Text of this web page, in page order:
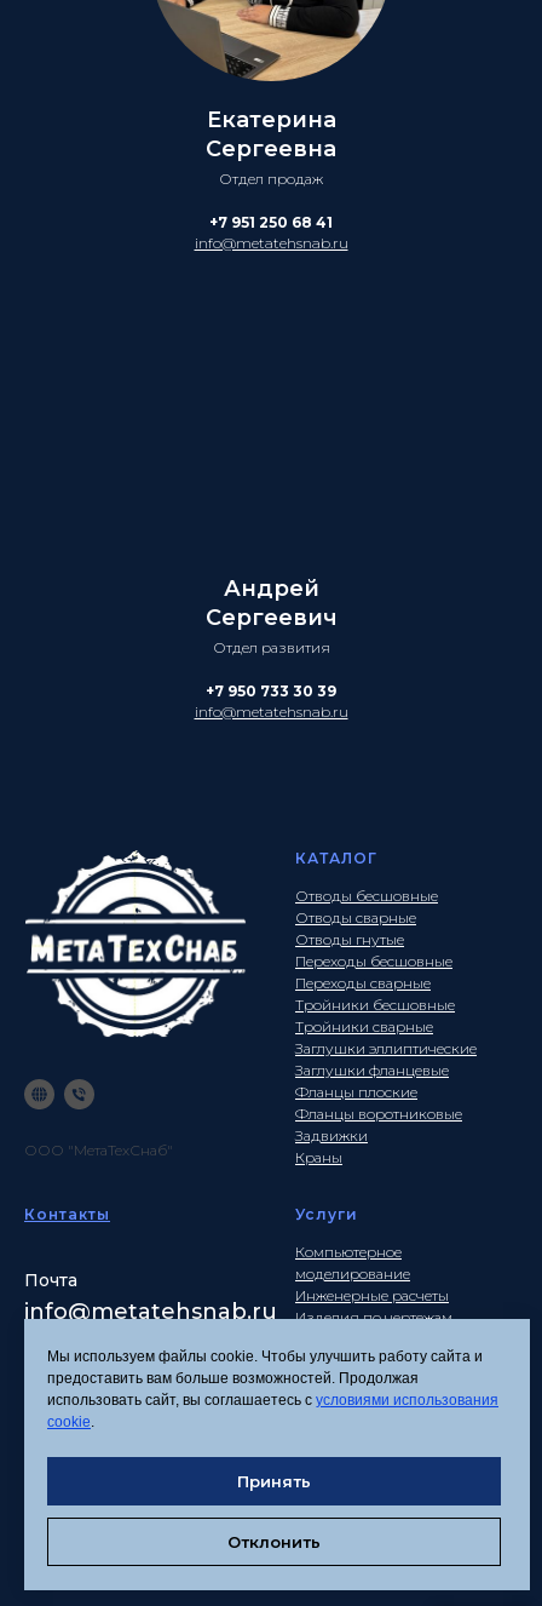
Екатерина
Сергеевна
Отдел продаж
+7 951 250 68 41
info@metatehsnab.ru
Андрей
Сергеевич
Отдел развития
+7 950 733 30 39
info@metatehsnab.ru
ООО "МетаТехСнаб"
КАТАЛОГ
Отводы бесшовные
Отводы сварные
Отводы гнутые
Переходы бесшовные
Переходы сварные
Тройники бесшовные
Тройники сварные
Заглушки эллиптические
Заглушки фланцевые
Фланцы плоские
Фланцы воротниковые
Задвижки
Краны
Контакты
Почта
info@metatehsnab.ru
Услуги
Компьютерное
моделирование
Инженерные расчеты
Изделия по чертежам
Политика
Согласие на обработку
персональных данных
Соглашение об
Мы используем файлы cookie. Чтобы улучшить работу сайта и
предоставить вам больше возможностей. Продолжая
использовать сайт, вы соглашаетесь с условиями использования
cookie.
Принять
Отклонить